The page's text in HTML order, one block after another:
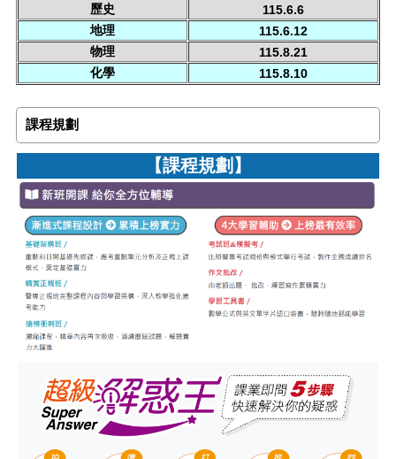
歷史
115.6.6
地理
115.6.12
物理
115.8.21
化學
115.8.10
課程規劃
【課程規劃】